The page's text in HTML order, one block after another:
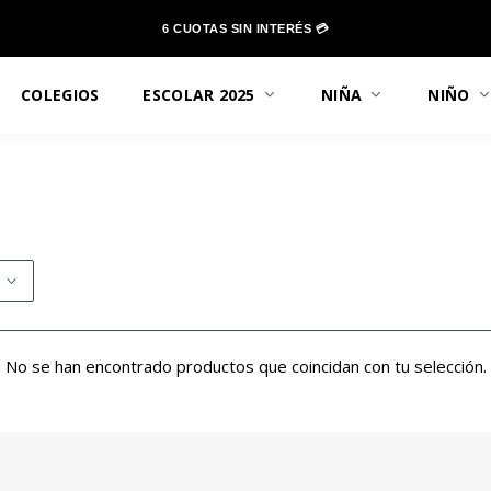
6 CUOTAS SIN INTERÉS 💳
COLEGIOS ESCOLAR 2025 NIÑA NIÑO
No se han encontrado productos que coincidan con tu selección.